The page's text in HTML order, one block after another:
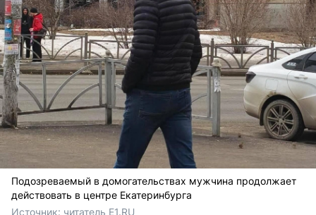
Подозреваемый в домогательствах мужчина продолжает
действовать в центре Екатеринбурга
Источник: читатель E1.RU